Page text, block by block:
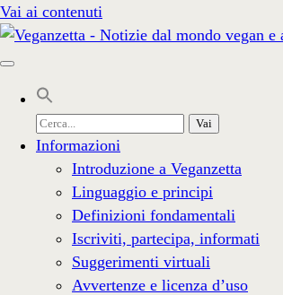
Vai ai contenuti
Cerca
per:
Informazioni
Introduzione a Veganzetta
Linguaggio e principi
Definizioni fondamentali
Iscriviti, partecipa, informati
Suggerimenti virtuali
Avvertenze e licenza d’uso